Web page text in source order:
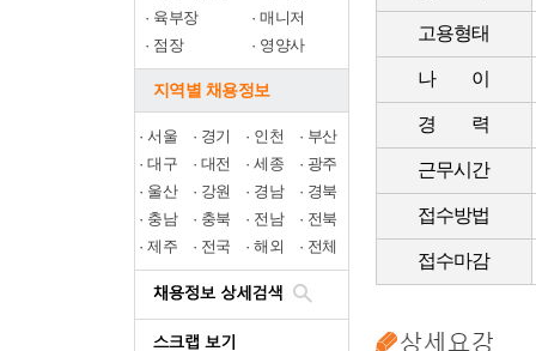
· 육부장 ·매니저
· 점장 · 영양사
지역별 채용정보
· 서울 · 경기 · 인천 · 부산
· 대구 · 대전 · 세종 · 광주
· 울산 · 강원 · 경남 · 경북
· 충남 · 충북 · 전남 · 전북
· 제주 · 전국 · 해외 · 전체
고용형태
나 이
경 력
근무시간
접수방법
접수마감